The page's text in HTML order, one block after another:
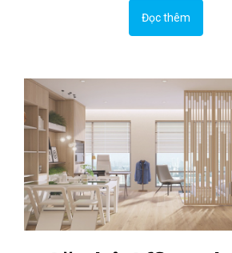
Đọc thêm